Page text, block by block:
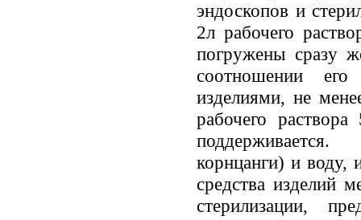
эндоскопов и
2л рабочего
погружены сразу
соотношении
изделиями, не
рабочего
корнцанги) и воду,
средства изделий
стерилизации,